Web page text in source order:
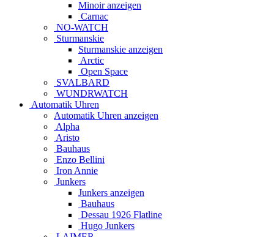
Minoir anzeigen
Carnac
NO-WATCH
Sturmanskie
Sturmanskie anzeigen
Arctic
Open Space
SVALBARD
WUNDRWATCH
Automatik Uhren
Automatik Uhren anzeigen
Alpha
Aristo
Bauhaus
Enzo Bellini
Iron Annie
Junkers
Junkers anzeigen
Bauhaus
Dessau 1926 Flatline
Hugo Junkers